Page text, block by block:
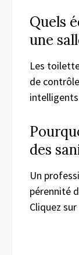
Quels
une
Les
de
des
Un
pérennité
Cliquez sur